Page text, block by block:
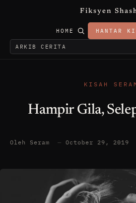
Fiksyen
HOME HANTAR
KISAH
Hampir Gila,
Oleh Seram — October 29, 2019